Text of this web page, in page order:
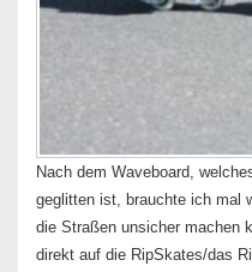
Nach dem Waveboard,
geglitten ist, brauchte ich mal
die Straßen unsicher machen
direkt auf die RipSkates/das